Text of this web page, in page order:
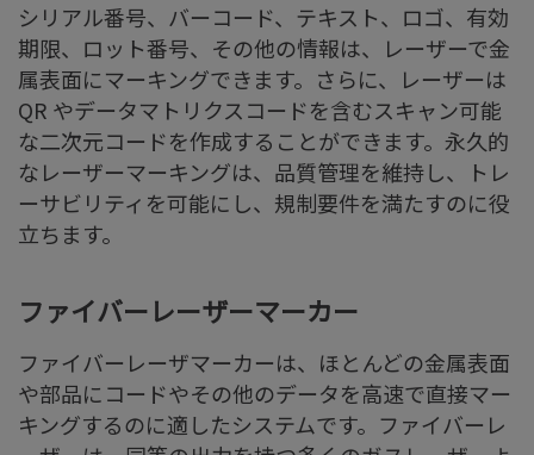
シリアル番号、バーコード、テキスト、ロゴ、有効
期限、ロット番号、その他の情報は、レーザーで金
属表面にマーキングできます。さらに、レーザーは
QR やデータマトリクスコードを含むスキャン可能
な二次元コードを作成することができます。永久的
なレーザーマーキングは、品質管理を維持し、トレ
ーサビリティを可能にし、規制要件を満たすのに役
立ちます。
ファイバーレーザーマーカー
ファイバーレーザマーカーは、ほとんどの金属表面
や部品にコードやその他のデータを高速で直接マー
キングするのに適したシステムです。ファイバーレ